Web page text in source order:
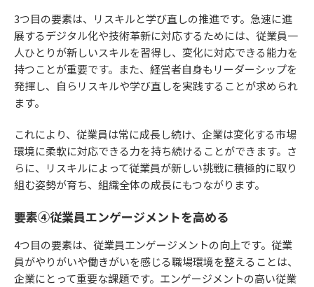
3つ目の要素は、リスキルと学び直しの推進です。急速に進
展するデジタル化や技術革新に対応するためには、従業員一
人ひとりが新しいスキルを習得し、変化に対応できる能力を
持つことが重要です。また、経営者自身もリーダーシップを
発揮し、自らリスキルや学び直しを実践することが求められ
ます。
これにより、従業員は常に成長し続け、企業は変化する市場
環境に柔軟に対応できる力を持ち続けることができます。さ
らに、リスキルによって従業員が新しい挑戦に積極的に取り
組む姿勢が育ち、組織全体の成長にもつながります。
要素④従業員エンゲージメントを高める
4つ目の要素は、従業員エンゲージメントの向上です。従業
員がやりがいや働きがいを感じる職場環境を整えることは、
企業にとって重要な課題です。エンゲージメントの高い従業